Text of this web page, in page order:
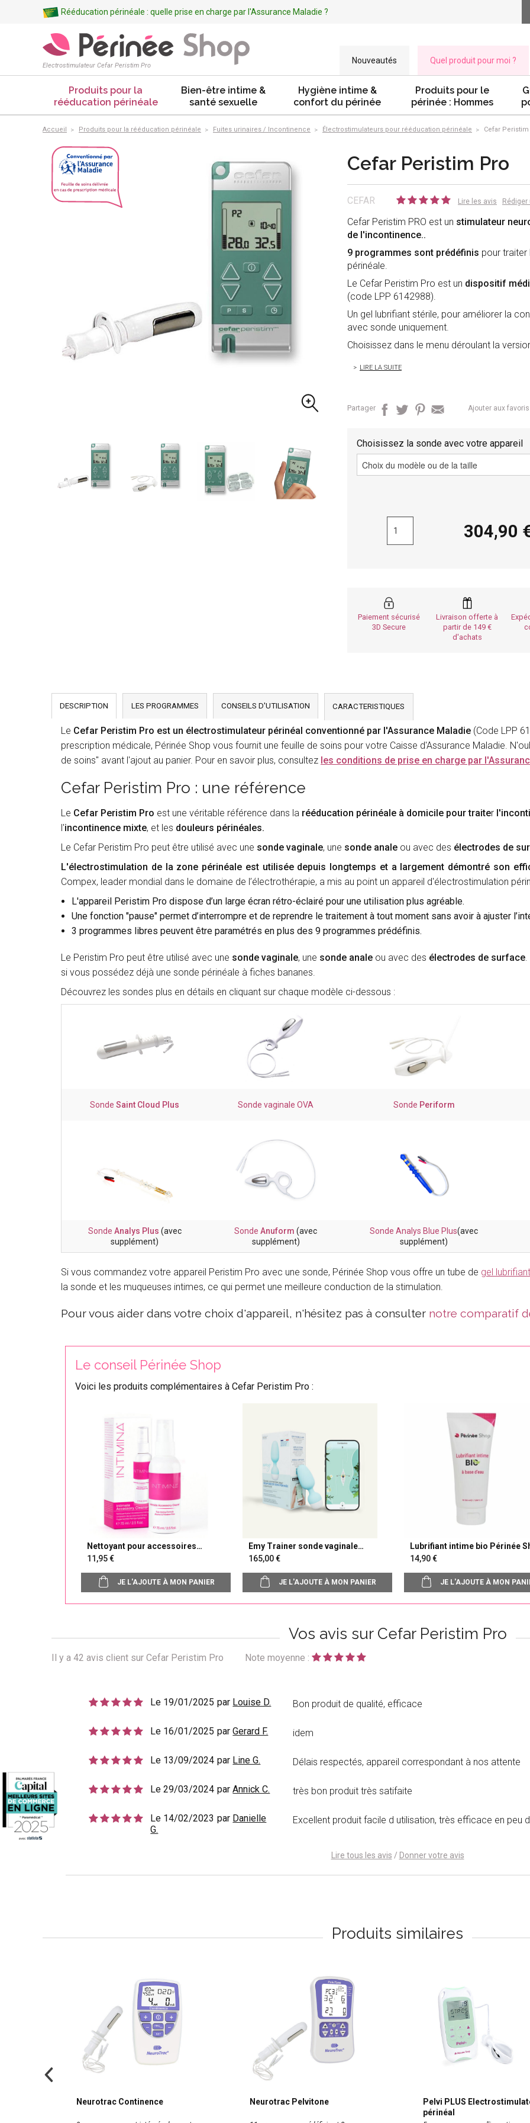
Rééducation périnéale : quelle prise en charge par l'Assurance Maladie ?
Electrostimulateur Cefar Peristim Pro
Nouveautés Quel produit pour moi ?
Produits pour la
rééducation périnéale
Bien-être intime &
santé sexuelle
Hygiène intime &
confort du périnée
Produits pour le
périnée : Hommes
Accueil Produits pour la rééducation périnéale Fuites urinaires / Incontinence Électrostimulateurs pour rééducation périnéale Cefar Peristim
Cefar Peristim Pro
CEFAR Lire les avis Rédiger
Cefar Peristim PRO est un stimulateur
de l'incontinence..
9 programmes sont prédéfinis pour traiter
périnéale.
Le Cefar Peristim Pro est un dispositif
(code LPP 6142988).
Un gel lubrifiant stérile, pour améliorer la
avec sonde uniquement.
Choisissez dans le menu déroulant la
LIRE LA SUITE
Partager Ajouter aux favoris
Choisissez la sonde avec votre appareil
Paiement sécurisé
3D Secure
Livraison offerte à
partir de 149
d'achats
DESCRIPTION LES PROGRAMMES CONSEILS D'UTILISATION CARACTERISTIQUES
Le Cefar Peristim Pro est un électrostimulateur périnéal conventionné par l'Assurance Maladie (Code LPP
prescription médicale, Périnée Shop vous fournit une feuille de soins pour votre Caisse d'Assurance Maladie.
de soins" avant l'ajout au panier. Pour en savoir plus, consultez les conditions de prise en charge par
Cefar Peristim Pro : une référence
Le Cefar Peristim Pro est une véritable référence dans la rééducation périnéale à domicile pour traiter
l'incontinence mixte, et les douleurs périnéales.
Le Cefar Peristim Pro peut être utilisé avec une sonde vaginale, une sonde anale ou avec des électrodes de
L'électrostimulation de la zone périnéale est utilisée depuis longtemps et a largement démontré son
Compex, leader mondial dans le domaine de l’électrothérapie, a mis au point un appareil d'électrostimulation
L'appareil Peristim Pro dispose d’un large écran rétro-éclairé pour une utilisation plus agréable.
Une fonction "pause" permet d’interrompre et de reprendre le traitement à tout moment sans avoir à ajuster
3 programmes libres peuvent être paramétrés en plus des 9 programmes prédéfinis.
Le Peristim Pro peut être utilisé avec une sonde vaginale, une sonde anale ou avec des électrodes de surface
si vous possédez déjà une sonde périnéale à fiches bananes.
Découvrez les sondes plus en détails en cliquant sur chaque modèle ci-dessous :
Sonde Saint Cloud Plus Sonde vaginale OVA Sonde Periform
Sonde Analys Plus (avec
supplément)
Sonde Anuform (avec
supplément)
Sonde Analys Blue Plus(avec
supplément)
Si vous commandez votre appareil Peristim Pro avec une sonde, Périnée Shop vous offre un tube de gel
la sonde et les muqueuses intimes, ce qui permet une meilleure conduction de la stimulation.
Pour vous aider dans votre choix d'appareil, n'hésitez pas à consulter notre comparatif
Le conseil Périnée Shop
Voici les produits complémentaires à Cefar Peristim Pro :
Nettoyant pour accessoires
intimes Intimina
11,95
JE L'AJOUTE À MON PANIER
Emy Trainer sonde vaginale
connectée
165,00
JE L'AJOUTE À MON PANIER
Lubrifiant intime bio Périnée
14,90
JE L'AJOUTE À MON
Vos avis sur Cefar Peristim Pro
Il y a 42 avis client sur Cefar Peristim Pro Note moyenne :
Le 19/01/2025 par Louise D. Bon produit de qualité, efficace
Le 16/01/2025 parGerard F. idem
Le 13/09/2024 par Line G. Délais respectés, appareil correspondant à nos attente
Le 29/03/2024 parAnnick C. très bon produit très satifaite
Le 14/02/2023 par Danielle
G.
Excellent produit facile d utilisation, très efficace en peu
Lire tous les avis / Donner votre avis
Produits similaires
Neurotrac Continence Neurotrac Pelvitone
Pelvi PLUS
périnéal